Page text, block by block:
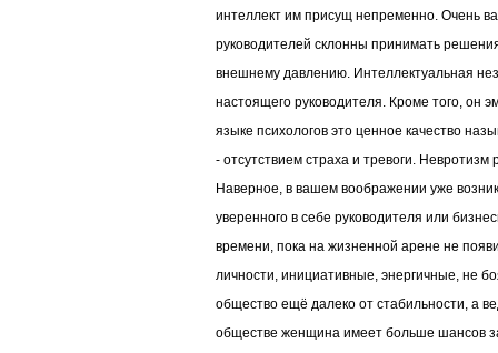
интеллект им присущ непременно. Очень
руководителей склонны принимать
внешнему давлению. Интеллектуальная
настоящего руководителя. Кроме того, он
языке психологов это ценное качество
- отсутствием страха и тревоги.
Наверное, в вашем воображении уже
уверенного в себе руководителя или
времени, пока на жизненной арене не
личности, инициативные, энергичные, не
общество ещё далеко от стабильности, а
обществе женщина имеет больше шансов